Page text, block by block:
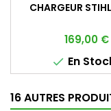
CHARGEUR
Prix
169,00 €
 En
16 AUTRES